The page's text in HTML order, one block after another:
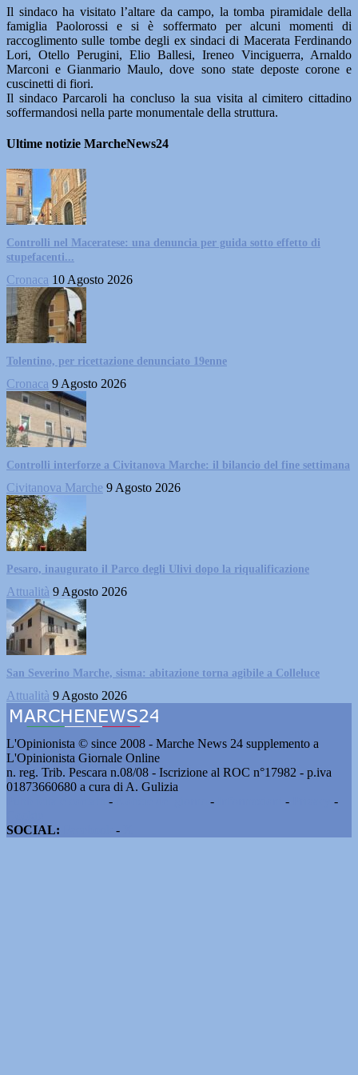
Il sindaco ha visitato l’altare da campo, la tomba piramidale della
famiglia Paolorossi e si è soffermato per alcuni momenti di
raccoglimento sulle tombe degli ex sindaci di Macerata Ferdinando
Lori, Otello Perugini, Elio Ballesi, Ireneo Vinciguerra, Arnaldo
Marconi e Gianmario Maulo, dove sono state deposte corone e
cuscinetti di fiori.
Il sindaco Parcaroli ha concluso la sua visita al cimitero cittadino
soffermandosi nella parte monumentale della struttura.
Ultime notizie MarcheNews24
Controlli nel Maceratese: una denuncia per guida sotto effetto di
stupefacenti...
Cronaca 10 Agosto 2026
Tolentino, per ricettazione denunciato 19enne
Cronaca 9 Agosto 2026
Controlli interforze a Civitanova Marche: il bilancio del fine settimana
Civitanova Marche 9 Agosto 2026
Pesaro, inaugurato il Parco degli Ulivi dopo la riqualificazione
Attualità 9 Agosto 2026
San Severino Marche, sisma: abitazione torna agibile a Colleluce
Attualità 9 Agosto 2026
L'Opinionista © since 2008 - Marche News 24 supplemento a
L'Opinionista Giornale Online
n. reg. Trib. Pescara n.08/08 - Iscrizione al ROC n°17982 - p.iva
01873660680 a cura di A. Gulizia
- - -
-
SOCIAL:
-